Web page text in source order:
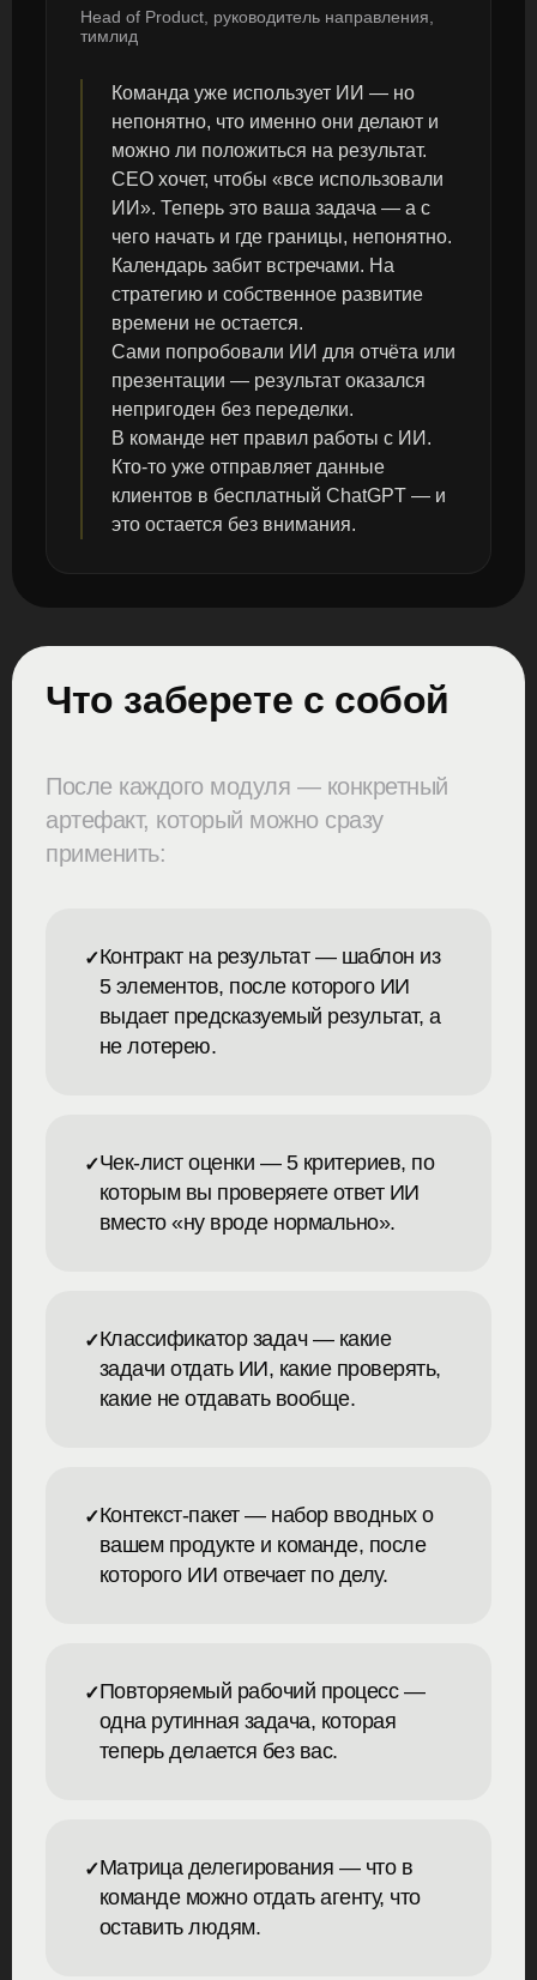
Head of Product, руководитель направления,
тимлид
Команда уже использует ИИ — но
непонятно, что именно они делают и
можно ли положиться на результат.
CEO хочет, чтобы «все использовали
ИИ». Теперь это ваша задача — а с
чего начать и где границы, непонятно.
Календарь забит встречами. На
стратегию и собственное развитие
времени не остается.
Сами попробовали ИИ для отчёта или
презентации — результат оказался
непригоден без переделки.
В команде нет правил работы с ИИ.
Кто-то уже отправляет данные
клиентов в бесплатный ChatGPT — и
это остается без внимания.
Что заберете с собой
После каждого модуля — конкретный
артефакт, который можно сразу
применить:
Контракт на результат — шаблон из
5 элементов, после которого ИИ
выдает предсказуемый результат, а
не лотерею.
Чек-лист оценки — 5 критериев, по
которым вы проверяете ответ ИИ
вместо «ну вроде нормально».
Классификатор задач — какие
задачи отдать ИИ, какие проверять,
какие не отдавать вообще.
Контекст-пакет — набор вводных о
вашем продукте и команде, после
которого ИИ отвечает по делу.
Повторяемый рабочий процесс —
одна рутинная задача, которая
теперь делается без вас.
Матрица делегирования — что в
команде можно отдать агенту, что
оставить людям.